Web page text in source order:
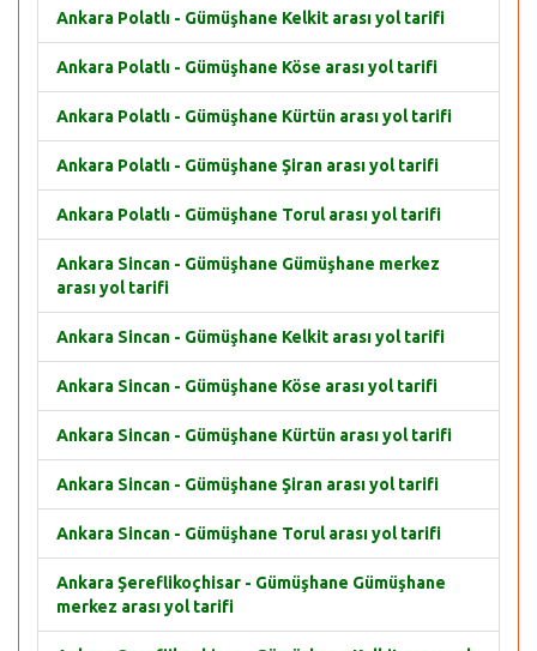
Ankara Polatlı - Gümüşhane Kelkit arası yol tarifi
Ankara Polatlı - Gümüşhane Köse arası yol tarifi
Ankara Polatlı - Gümüşhane Kürtün arası yol tarifi
Ankara Polatlı - Gümüşhane Şiran arası yol tarifi
Ankara Polatlı - Gümüşhane Torul arası yol tarifi
Ankara Sincan - Gümüşhane Gümüşhane merkez
arası yol tarifi
Ankara Sincan - Gümüşhane Kelkit arası yol tarifi
Ankara Sincan - Gümüşhane Köse arası yol tarifi
Ankara Sincan - Gümüşhane Kürtün arası yol tarifi
Ankara Sincan - Gümüşhane Şiran arası yol tarifi
Ankara Sincan - Gümüşhane Torul arası yol tarifi
Ankara Şereflikoçhisar - Gümüşhane Gümüşhane
merkez arası yol tarifi